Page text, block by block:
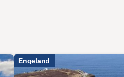
Engeland